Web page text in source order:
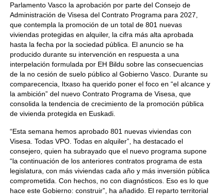
Parlamento Vasco la aprobación por parte del Consejo de
Administración de Visesa del Contrato Programa para 2027,
que contempla la promoción de un total de 801 nuevas
viviendas protegidas en alquiler, la cifra más alta aprobada
hasta la fecha por la sociedad pública. El anuncio se ha
producido durante su intervención en respuesta a una
interpelación formulada por EH Bildu sobre las consecuencias
de la no cesión de suelo público al Gobierno Vasco. Durante su
comparecencia, Itxaso ha querido poner el foco en “el alcance y
la ambición” del nuevo Contrato Programa de Visesa, que
consolida la tendencia de crecimiento de la promoción pública
de vivienda protegida en Euskadi.
“Esta semana hemos aprobado 801 nuevas viviendas con
Visesa. Todas VPO. Todas en alquiler”, ha destacado el
consejero, quien ha subrayado que el nuevo programa supone
“la continuación de los anteriores contratos programa de esta
legislatura, con más viviendas cada año y más inversión pública
comprometida. Con hechos, no con diagnósticos. Eso es lo que
hace este Gobierno: construir”, ha añadido. El reparto territorial